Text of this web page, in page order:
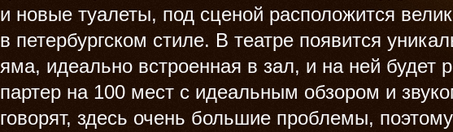
и новые туалеты, под сценой расположится
в петербургском стиле. В театре появится
яма, идеально встроенная в зал, и на ней будет
партер на 100 мест с идеальным обзором и
говорят, здесь очень большие проблемы,